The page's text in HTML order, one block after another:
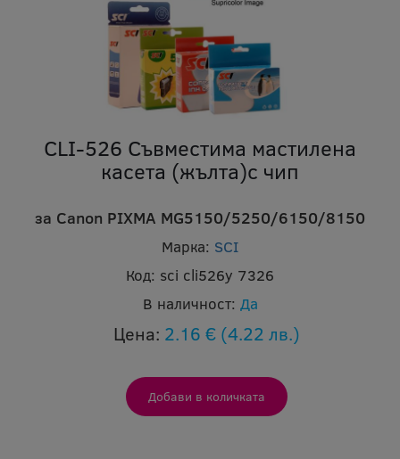
CLI-526 Съвместима мастилена
касета (жълта)с чип
за Canon PIXMA MG5150/5250/6150/8150
Марка: SCI
Код: sci cli526y 7326
В наличност: Да
Цена: 2.16 € (4.22 лв.)